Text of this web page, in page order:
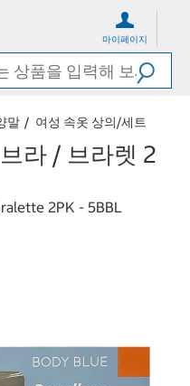
마이페이지
말 여성 속옷 상의/세트
라 / 브라렛 2
2PK - 5BBL